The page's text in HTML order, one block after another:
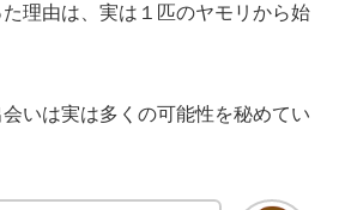
理由は、実は１匹のヤモリから始
いは実は多くの可能性を秘めてい